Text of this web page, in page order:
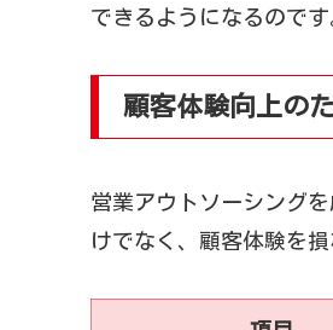
できるようになるのです
顧客体験向上の
営業アウトソーシング
けでなく、顧客体験を